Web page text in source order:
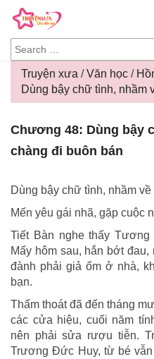
SEARCH
FOR:
Truyện xưa /Văn học /
Dùng bậy chữ tình, nhầm
Chương 48: Dùng bậy
chàng đi buôn bán
Dùng bậy chữ tình, nhầm
Mến yêu gái nhã, gặp cuộc
Tiết Bàn nghe thấy
Mấy hôm sau, hắn bớt
đành phải giả ốm ở nhà,
bạn.
Thấm thoát đã đến tháng
các cửa hiệu, cuối năm
nên phải sửa rượu tiễn.
Trương Đức Huy, từ bé